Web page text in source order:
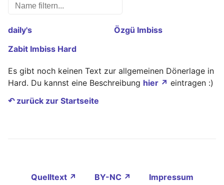
daily's
Özgü Imbiss
Zabit Imbiss Hard
Es gibt noch keinen Text zur allgemeinen Dönerlage in
Hard. Du kannst eine Beschreibung hier ↗ eintragen :)
↶ zurück zur Startseite
Quelltext ↗ BY-NC ↗
Impressum